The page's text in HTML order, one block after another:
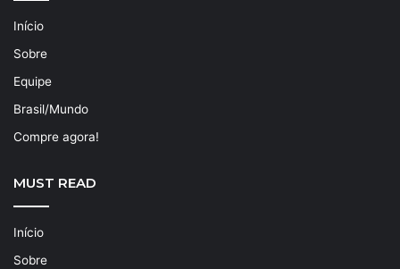
Início
Sobre
Equipe
Brasil/Mundo
Compre agora!
MUST READ
Início
Sobre